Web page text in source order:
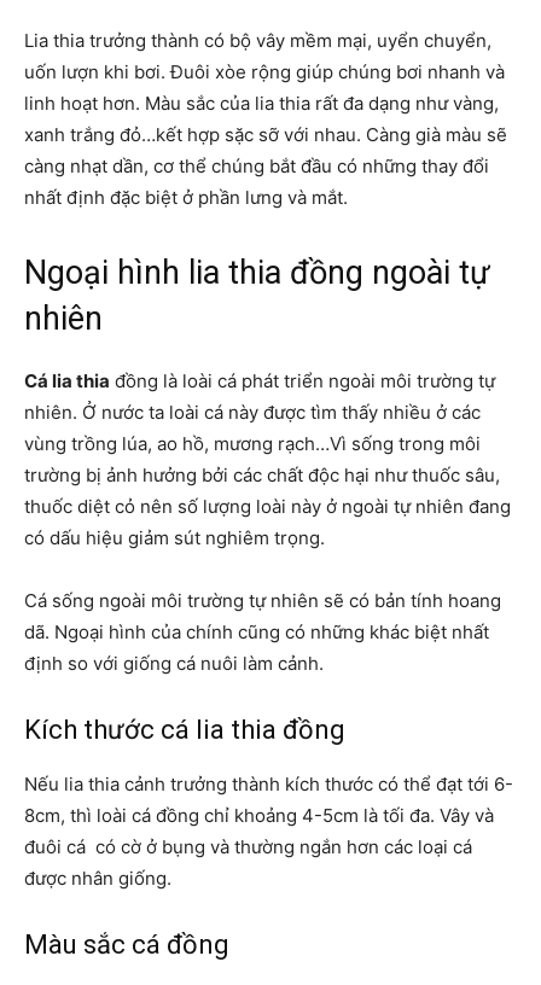
Lia thia trưởng thành có bộ vây mềm mại, uyển chuyển,
uốn lượn khi bơi. Đuôi xòe rộng giúp chúng bơi nhanh và
linh hoạt hơn. Màu sắc của lia thia rất đa dạng như vàng,
xanh trắng đỏ…kết hợp sặc sỡ với nhau. Càng già màu sẽ
càng nhạt dần, cơ thể chúng bắt đầu có những thay đổi
nhất định đặc biệt ở phần lưng và mắt.
Ngoại hình lia thia đồng ngoài tự
nhiên
Cá lia thia đồng là loài cá phát triển ngoài môi trường tự
nhiên. Ở nước ta loài cá này được tìm thấy nhiều ở các
vùng trồng lúa, ao hồ, mương rạch…Vì sống trong môi
trường bị ảnh hưởng bởi các chất độc hại như thuốc sâu,
thuốc diệt cỏ nên số lượng loài này ở ngoài tự nhiên đang
có dấu hiệu giảm sút nghiêm trọng.
Cá sống ngoài môi trường tự nhiên sẽ có bản tính hoang
dã. Ngoại hình của chính cũng có những khác biệt nhất
định so với giống cá nuôi làm cảnh.
Kích thước cá lia thia đồng
Nếu lia thia cảnh trưởng thành kích thước có thể đạt tới 6-
8cm, thì loài cá đồng chỉ khoảng 4-5cm là tối đa. Vây và
đuôi cá có cờ ở bụng và thường ngắn hơn các loại cá
được nhân giống.
Màu sắc cá đồng